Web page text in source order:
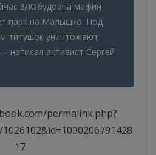
ЗЛОбудовна мафия
парк на Малышко. Под
титушок уничтожают
написал активист Сергей
permalink.php?
17